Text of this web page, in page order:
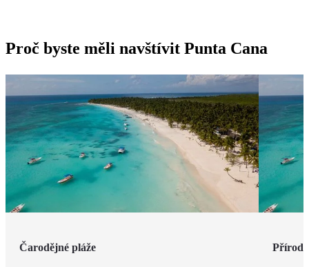
Proč byste měli navštívit Punta Cana
Čarodějné pláže